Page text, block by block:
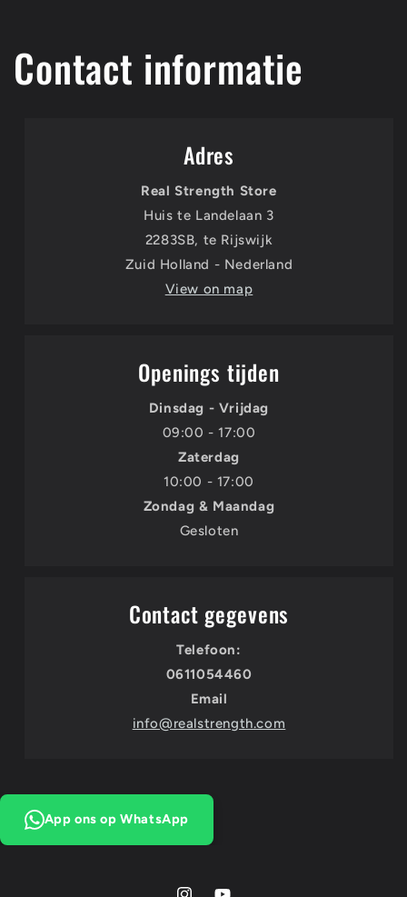
Contact informatie
Adres
Real Strength Store
Huis te Landelaan 3
2283SB, te Rijswijk
Zuid Holland - Nederland
View on map
Openings tijden
Dinsdag - Vrijdag
09:00 - 17:00
Zaterdag
10:00 - 17:00
Zondag & Maandag
Gesloten
Contact gegevens
Telefoon:
0611054460
Email
info@realstrength.com
App ons op WhatsApp